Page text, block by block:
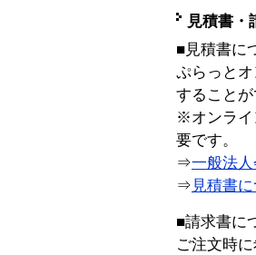
見積書・
■見積書に
ぷらっと
することが
※オンライ
要です。
⇒一般法
⇒ 見積書
■請求書に
ご注文時